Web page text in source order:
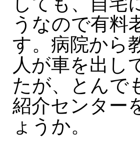
うなので有料
す。病院から
人が車を出し
たが、とんで
紹介センター
ょうか。